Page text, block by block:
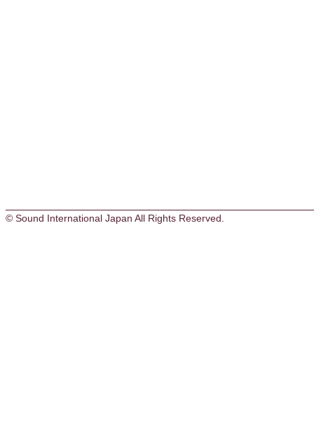
© Sound International Japan All Rights Reserved.